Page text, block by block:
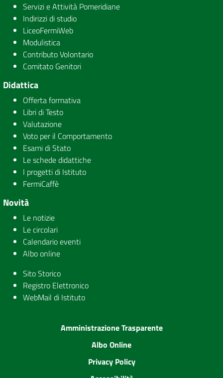
Servizi e Attività Pomeridiane
Indirizzi di studio
LiceoFermiWeb
Modulistica
Contributo Volontario
Comitato Genitori
Didattica
Offerta formativa
Libri di Testo
Valutazione
Voto per il Comportamento
Esami di Stato
Le schede didattiche
I progetti di Istituto
FermiCaffè
Novità
Le notizie
Le circolari
Calendario eventi
Albo online
Sito Storico
Registro Elettronico
WebMail di Istituto
Amministrazione Trasparente
Albo Online
Privacy Policy